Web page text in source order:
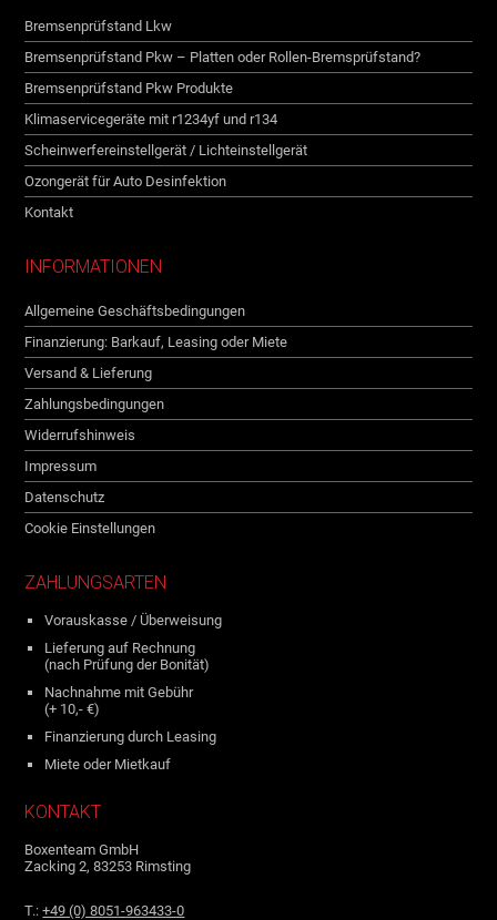
Bremsenprüfstand Lkw
Bremsenprüfstand Pkw – Platten oder Rollen-Bremsprüfstand?
Bremsenprüfstand Pkw Produkte
Klimaservicegeräte mit r1234yf und r134
Scheinwerfereinstellgerät / Lichteinstellgerät
Ozongerät für Auto Desinfektion
Kontakt
INFORMATIONEN
Allgemeine Geschäftsbedingungen
Finanzierung: Barkauf, Leasing oder Miete
Versand & Lieferung
Zahlungsbedingungen
Widerrufshinweis
Impressum
Datenschutz
Cookie Einstellungen
ZAHLUNGSARTEN
Vorauskasse / Überweisung
Lieferung auf Rechnung
(nach Prüfung der Bonität)
Nachnahme mit Gebühr
(+ 10,- €)
Finanzierung durch Leasing
Miete oder Mietkauf
KONTAKT
Boxenteam GmbH
Zacking 2, 83253 Rimsting
T.:+49 (0) 8051-963433-0